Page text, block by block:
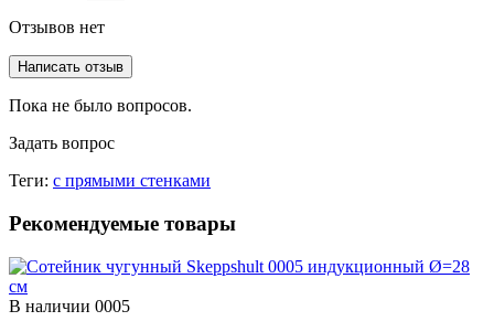
Отзывов нет
Написать отзыв
Пока не было вопросов.
Задать вопрос
Теги: с прямыми стенками
Рекомендуемые товары
В наличии 0005